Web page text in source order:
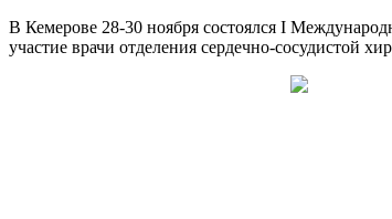
В Кемерове 28-30 ноября состоялся I
участие врачи отделения сердечно-